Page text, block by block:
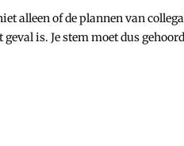
alleen of de plannen van
is. Je stem moet dus